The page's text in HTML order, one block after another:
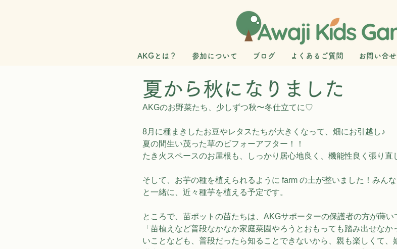
AKGとは？ 参加について ブログ よくあるご質問 お問い合せ
夏から秋になりました
AKGのお野菜たち、少しずつ秋〜冬仕立てに♡
8月に種まきしたお豆やレタスたちが大きくなって、畑にお引越し♪
夏の間生い茂った草のビフォーアフター！！
たき火スペースのお屋根も、しっかり居心地良く、機能性良く張り
そして、お芋の種を植えられるように farm の土が整いました！みん
と一緒に、近々種芋を植える予定です。
ところで、苗ポットの苗たちは、AKGサポーターの保護者の方が蒔い
「苗植えなど普段なかなか家庭菜園やろうとおもっても踏み出せな
いことなども、普段だったら知ることできないから、親も楽しくて